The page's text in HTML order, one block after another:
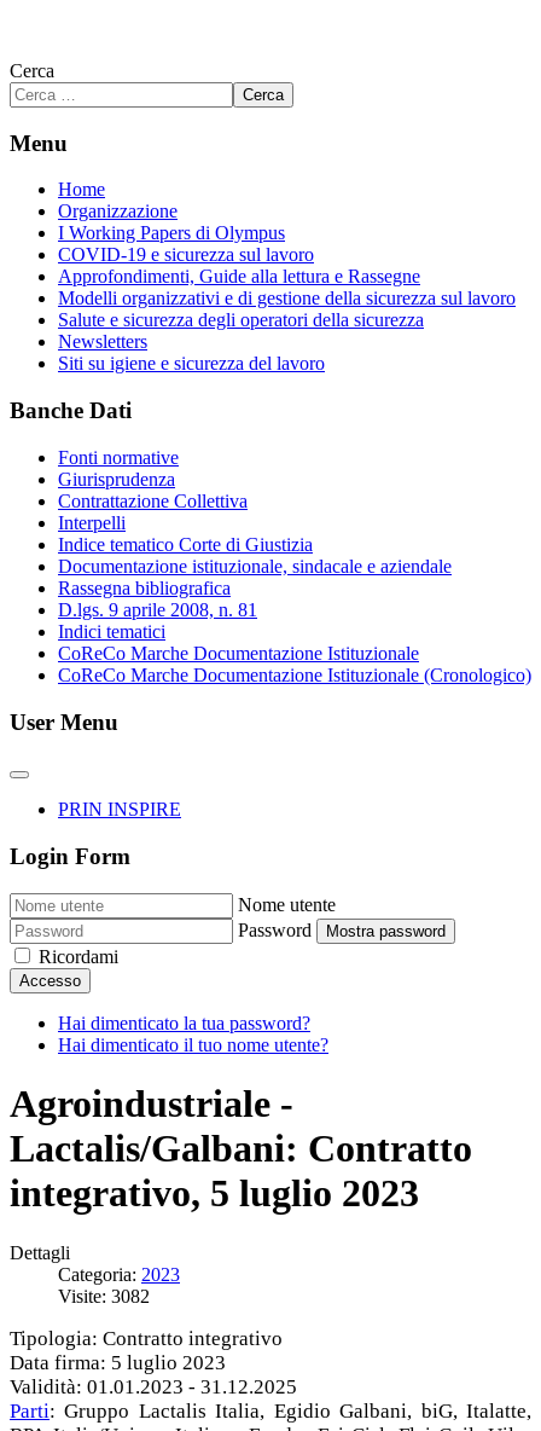
Cerca
Cerca
Menu
Home
Organizzazione
I Working Papers di Olympus
COVID-19 e sicurezza sul lavoro
Approfondimenti, Guide alla lettura e Rassegne
Modelli organizzativi e di gestione della sicurezza sul lavoro
Salute e sicurezza degli operatori della sicurezza
Newsletters
Siti su igiene e sicurezza del lavoro
Banche Dati
Fonti normative
Giurisprudenza
Contrattazione Collettiva
Interpelli
Indice tematico Corte di Giustizia
Documentazione istituzionale, sindacale e aziendale
Rassegna bibliografica
D.lgs. 9 aprile 2008, n. 81
Indici tematici
CoReCo Marche Documentazione Istituzionale
CoReCo Marche Documentazione Istituzionale (Cronologico)
User Menu
PRIN INSPIRE
Login Form
Nome utente
Password
Mostra password
Ricordami
Accesso
Hai dimenticato la tua password?
Hai dimenticato il tuo nome utente?
Agroindustriale -
Lactalis/Galbani: Contratto
integrativo, 5 luglio 2023
Dettagli
Categoria: 2023
Visite: 3082
Tipologia: Contratto integrativo
Data firma: 5 luglio 2023
Validità: 01.01.2023 - 31.12.2025
Parti: Gruppo Lactalis Italia, Egidio Galbani, biG, Italatte,